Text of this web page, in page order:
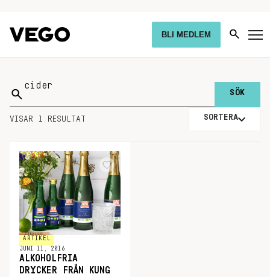
BLI MEDLEM
Sök
på:
VISAR 1 RESULTAT SORTERA
ARTIKEL
JUNI 11, 2016
ALKOHOLFRIA
DRYCKER FRÅN KUNG